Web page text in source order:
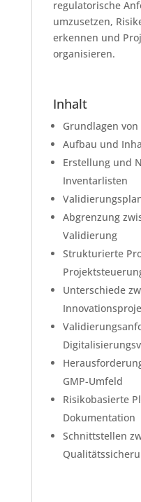
regulatorische
umzusetzen,
erkennen und
organisieren.
Inhalt
Grundlagen
Aufbau und
Erstellung und
Inventarlisten
Abgrenzung
Validierung
Strukturierte
Unterschiede
GMP-Umfeld
Risikobasierte
Dokumentation
Schnittstellen